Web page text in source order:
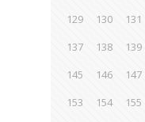
129
130 131
137
138 139
145
146 147
153
154 155